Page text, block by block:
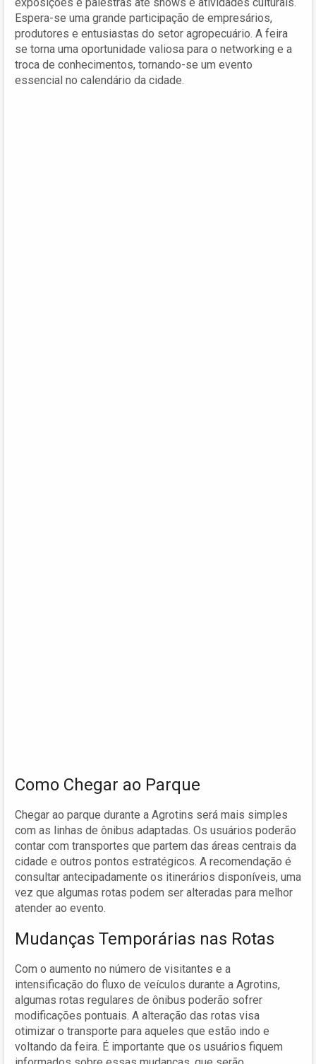
exposições e palestras até shows e atividades culturais.
Espera-se uma grande participação de empresários,
produtores e entusiastas do setor agropecuário. A feira
se torna uma oportunidade valiosa para o networking e a
troca de conhecimentos, tornando-se um evento
essencial no calendário da cidade.
Como Chegar ao Parque
Chegar ao parque durante a Agrotins será mais simples
com as linhas de ônibus adaptadas. Os usuários poderão
contar com transportes que partem das áreas centrais da
cidade e outros pontos estratégicos. A recomendação é
consultar antecipadamente os itinerários disponíveis, uma
vez que algumas rotas podem ser alteradas para melhor
atender ao evento.
Mudanças Temporárias nas Rotas
Com o aumento no número de visitantes e a
intensificação do fluxo de veículos durante a Agrotins,
algumas rotas regulares de ônibus poderão sofrer
modificações pontuais. A alteração das rotas visa
otimizar o transporte para aqueles que estão indo e
voltando da feira. É importante que os usuários fiquem